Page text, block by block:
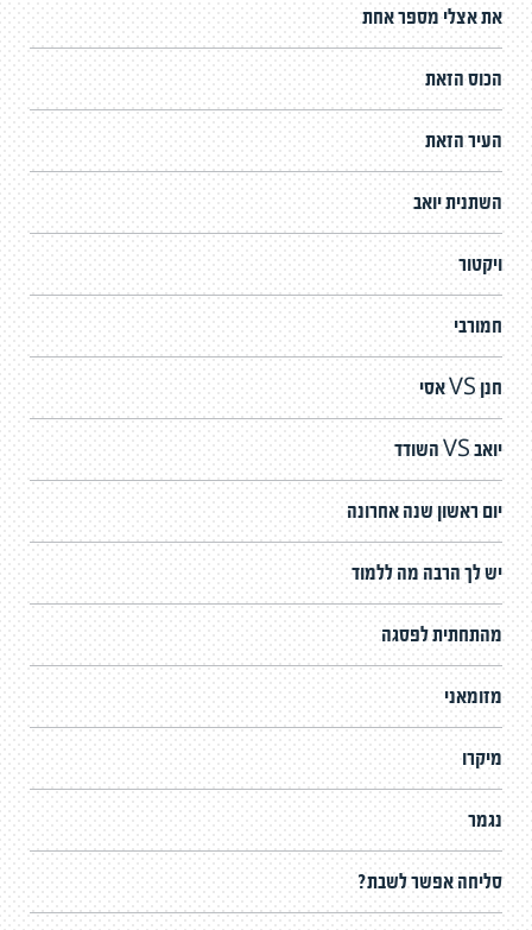
את אצלי מספר אחת
הכוס הזאת
העיר הזאת
השתנית יואב
ויקטור
חמורבי
חנן VS אסי
יואב VS השודד
יום ראשון שנה אחרונה
יש לך הרבה מה ללמוד
מהתחתית לפסגה
מזומאני
מיקרו
נגמר
סליחה אפשר לשבת?